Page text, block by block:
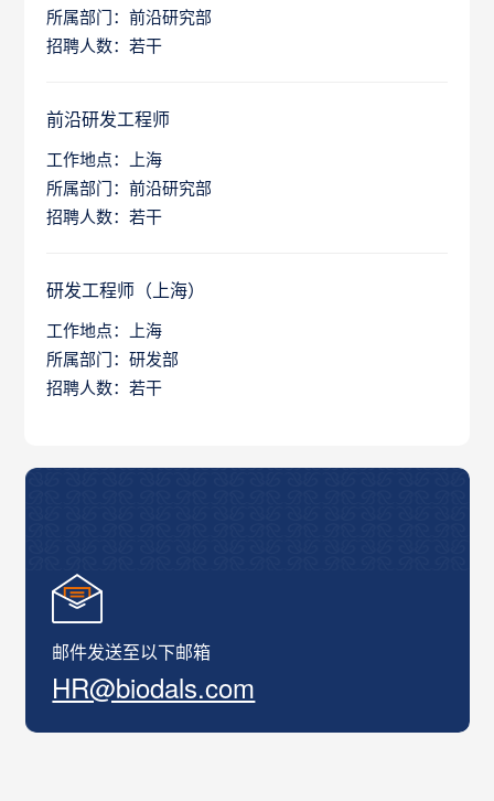
所属部门：前沿研究部
招聘人数：若干
前沿研发工程师
工作地点：上海
所属部门：前沿研究部
招聘人数：若干
研发工程师（上海）
工作地点：上海
所属部门：研发部
招聘人数：若干
邮件发送至以下邮箱
HR@biodals.com